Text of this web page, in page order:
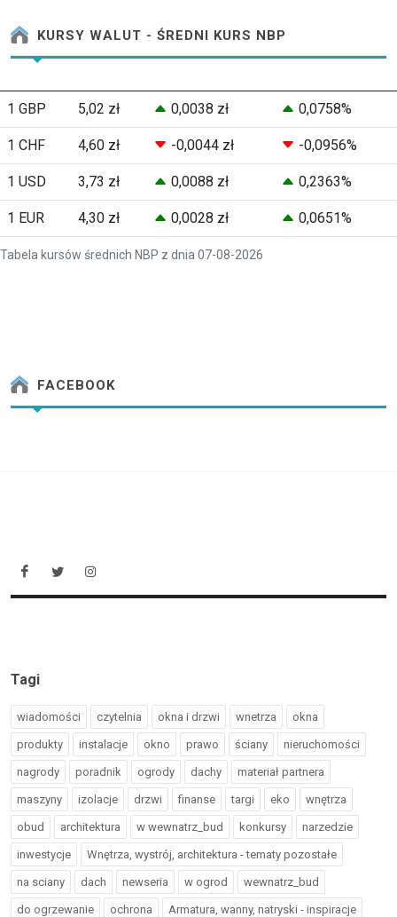
KURSY WALUT - ŚREDNI KURS NBP
Tabela kursów średnich NBP z dnia 07-08-2026
1 GBP 5,02 zł 0,0038 zł 0,0758%
1 CHF 4,60 zł -0,0044 zł -0,0956%
1 USD 3,73 zł 0,0088 zł 0,2363%
1 EUR 4,30 zł 0,0028 zł 0,0651%
FACEBOOK
Tagi
wiadomości czytelnia okna i drzwi wnetrza okna
produkty instalacje okno prawo ściany nieruchomości
nagrody poradnik ogrody dachy materiał partnera
maszyny izolacje drzwi finanse targi eko wnętrza
obud architektura w wewnatrz_bud konkursy narzedzie
inwestycje Wnętrza, wystrój, architektura - tematy pozostałe
na sciany dach newseria w ogrod wewnatrz_bud
do ogrzewanie ochrona Armatura, wanny, natryski - inspiracje